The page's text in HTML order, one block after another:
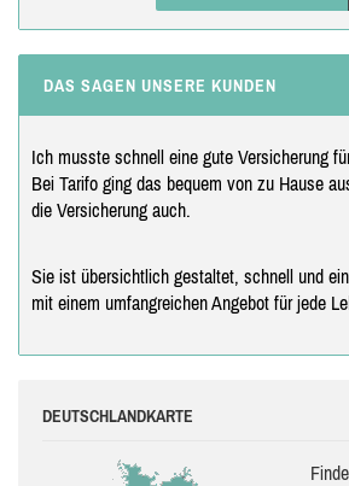
DAS SAGEN UNSERE KUNDEN
Ich musste schnell eine gute Versicherung
Bei Tarifo ging das bequem von zu Hause
die Versicherung auch.
Sie ist übersichtlich gestaltet, schnell und
mit einem umfangreichen Angebot für jede
DEUTSCHLANDKARTE